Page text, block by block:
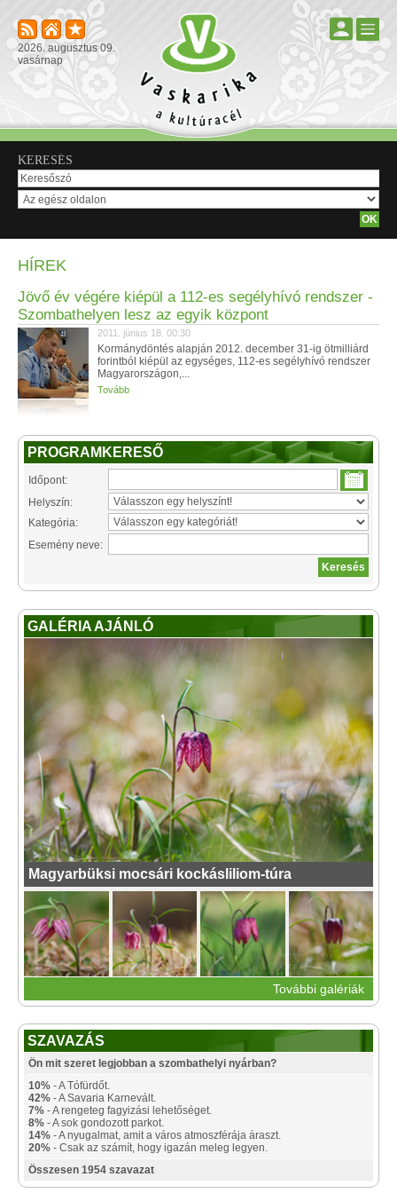
2026. augusztus 09.
vasárnap
KERESÉS
HÍREK
Jövő év végére kiépül a 112-es segélyhívó rendszer -
Szombathelyen lesz az egyik központ
2011. június 18. 00:30
Kormánydöntés alapján 2012. december 31-ig ötmilliárd
forintból kiépül az egységes, 112-es segélyhívó rendszer
Magyarországon,...
Tovább
PROGRAMKERESŐ
Időpont:
Helyszín:
Kategória:
Esemény neve:
GALÉRIA AJÁNLÓ
Magyarbüksi mocsári kockásliliom-túra
További galériák
SZAVAZÁS
Ön mit szeret legjobban a szombathelyi nyárban?
10% - A Tófürdőt.
42% - A Savaria Karnevált.
7% - A rengeteg fagyizási lehetőséget.
8% - A sok gondozott parkot.
14% - A nyugalmat, amit a város atmoszférája áraszt.
20% - Csak az számít, hogy igazán meleg legyen.
Összesen 1954 szavazat